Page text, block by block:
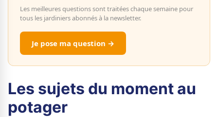
Les meilleures questions sont traitées chaque semaine pour
tous les jardiniers abonnés à la newsletter.
Je pose ma question →
Les sujets du moment au
potager